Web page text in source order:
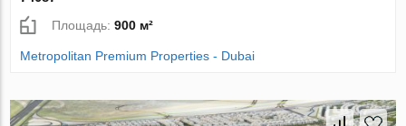
Площадь:900 м²
Metropolitan Premium Properties - Dubai